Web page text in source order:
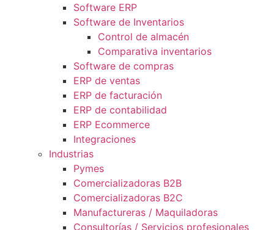
Software ERP
Software de Inventarios
Control de almacén
Comparativa inventarios
Software de compras
ERP de ventas
ERP de facturación
ERP de contabilidad
ERP Ecommerce
Integraciones
Industrias
Pymes
Comercializadoras B2B
Comercializadoras B2C
Manufactureras / Maquiladoras
Consultorías / Servicios profesionales